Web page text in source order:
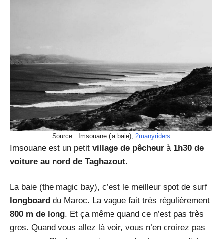
Source : Imsouane (la baie), 2manyriders
Imsouane est un petit village de pêcheur à 1h30 de
voiture au nord de Taghazout.
La baie (the magic bay), c’est le meilleur spot de surf
longboard du Maroc. La vague fait très régulièrement
800 m de long. Et ça même quand ce n’est pas très
gros. Quand vous allez là voir, vous n’en croirez pas